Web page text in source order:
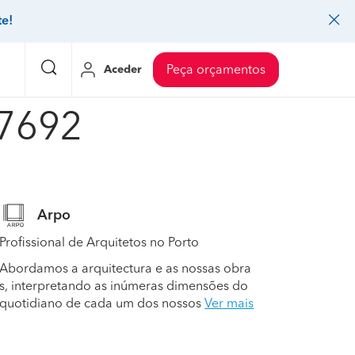
Sistemas de segurança
Faz tudo
Gesso cartonado
Carpintaria e marcenaria
Pintura
Canalização
Limpeza
Preço Controlo de pragas
Preço Pavimentos
Preço Coberturas e telhados
Aceder Peça orçamentos
Arpo
Profissional de Arquitetos no Porto
Abordamos a arquitectura e as nossas obra
s, interpretando as inúmeras dimensões do
quotidiano de cada um dos nossos Ver mais